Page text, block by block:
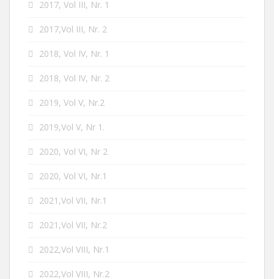
2017, Vol III, Nr. 1
2017,Vol III, Nr. 2
2018, Vol IV, Nr. 1
2018, Vol IV, Nr. 2
2019, Vol V, Nr.2
2019,Vol V, Nr 1.
2020, Vol VI, Nr 2
2020, Vol VI, Nr.1
2021,Vol VII, Nr.1
2021,Vol VII, Nr.2
2022,Vol VIII, Nr.1
2022,Vol VIII, Nr.2